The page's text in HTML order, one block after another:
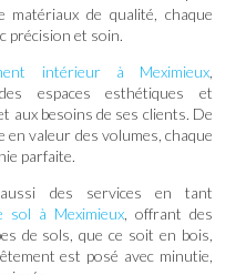
de qualité, chaque
précision et soin.
intérieur à Meximieux
espaces esthétiques et
aux besoins de ses clients. De
en valeur des volumes, chaque
parfaite.
des services en tant
sol à Meximieux , offrant des
de sols, que ce soit en bois,
est posé avec minutie,